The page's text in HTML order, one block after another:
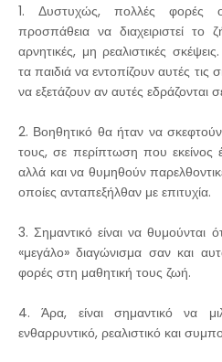
1. Δυστυχώς, πολλές φορές
προσπάθεια να διαχειριστεί το
αρνητικές, μη ρεαλιστικές
τα παιδιά να εντοπίζουν αυτές τις
να εξετάζουν αν αυτές εδράζονται
2. Βοηθητικό θα ήταν να
τους, σε περίπτωση που εκείνος
αλλά και να θυμηθούν
οποίες ανταπεξήλθαν με επιτυχία.
3. Σημαντικό είναι να θυμούνται
«μεγάλο» διαγώνισμα σαν και
φορές στη μαθητική τους ζωή.
4. Άρα, είναι σημαντικό να
ενθαρρυντικό, ρεαλιστικό και